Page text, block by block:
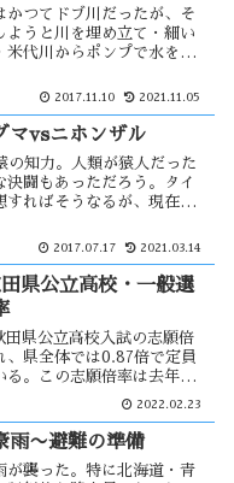
かつてドブ川だったが、そ
ようと川を埋め立て・細い
米代川からポンプで水を吸
清流公園として活用するは
たしていつになるの
2017.11.10 2021.11.05
マvsニホンザル
の知力。人類が猿人だった
決闘もあっただろう。タイ
すればそうなるが、現在の
県ではツキノワグマ出没警
。一方、ニホンザルは・・
2017.07.17 2021.03.14
県公立高校・一般選
田県公立高校入試の志願倍
、県全体では0.87倍で定員
る。この志願倍率は去年よ
ちており、定員割れは5年
。能代は去年より倍率が上
、全ての高校で定員割れに
高校統合のあり方は・・
2022.02.23
雨〜避難の準備
が襲った。特に北海道・青